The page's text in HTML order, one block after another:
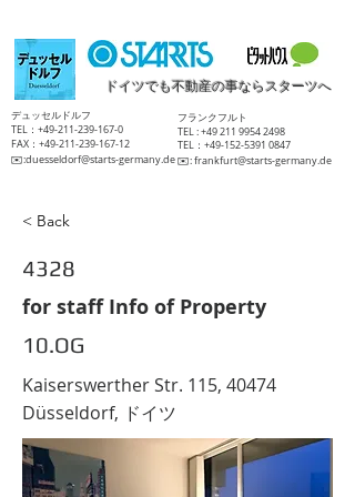
ドイツでも不動産の事ならスターツへ
​デュッセルドルフ
TEL：+49-211-239-167-0
FAX：+49-211-239-167-12
​✉️:duesseldorf@starts-germany.de
​フランクフルト
TEL :+49 211 9954 2498
TEL：+49-152-5391 0847
​✉️:frankfurt@starts-germany.de
< Back
4328
for staff Info of Property
10.OG
Kaiserswerther Str. 115, 40474
Düsseldorf, ドイツ